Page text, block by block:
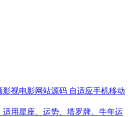
视电影网站源码 自适应手机移动
用星座、运势、塔罗牌、牛年运